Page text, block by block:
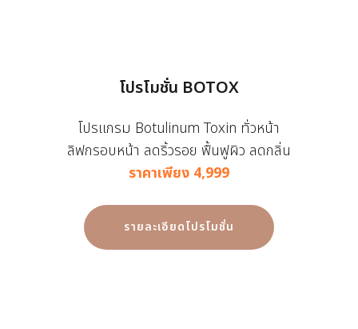
โปรโมชั่น BOTOX
โปรแกรม Botulinum Toxin ทั่วหน้า
ลิฟกรอบหน้า ลดริ้วรอย ฟื้นฟูผิว ลดกลิ่น
ราคาเพียง 4,999
รายละเอียดโปรโมชั่น